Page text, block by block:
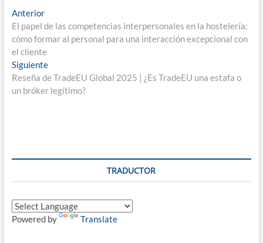
Navegación
de
entradas
AnteriorEntrada
anterior:
El papel de las competencias interpersonales en la hostelería:
cómo formar al personal para una interacción excepcional con
el cliente
SiguienteEntrada
siguiente:
Reseña de TradeEU Global 2025 | ¿Es TradeEU una estafa o
un bróker legítimo?
TRADUCTOR
Powered by Translate